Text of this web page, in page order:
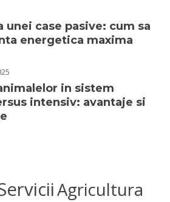
unei case pasive: cum sa
energetica maxima
in sistem
intensiv: avantaje si
Agricultura